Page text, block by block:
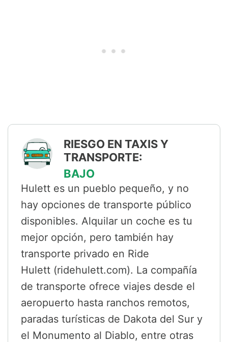
RIESGO EN TAXIS Y
TRANSPORTE:
BAJO
Hulett es un pueblo pequeño, y no
hay opciones de transporte público
disponibles. Alquilar un coche es tu
mejor opción, pero también hay
transporte privado en Ride
Hulett (ridehulett.com). La compañía
de transporte ofrece viajes desde el
aeropuerto hasta ranchos remotos,
paradas turísticas de Dakota del Sur y
el Monumento al Diablo, entre otras